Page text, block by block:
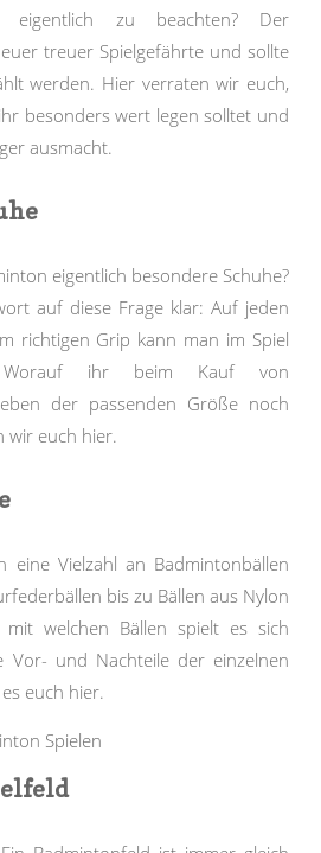
eigentlich zu beachten? Der
treuer Spielgefährte und sollte
werden. Hier verraten wir euch,
besonders wert legen solltet und
ausmacht.
eigentlich besondere Schuhe?
auf diese Frage klar: Auf jeden
richtigen Grip kann man im Spiel
ihr beim Kauf von
der passenden Größe noch
wir euch hier.
eine Vielzahl an Badmintonbällen
bis zu Bällen aus Nylon
welchen Bällen spielt es sich
Vor- und Nachteile der einzelnen
euch hier.